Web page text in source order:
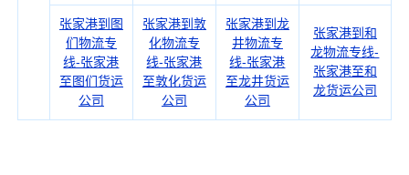
张家港到图
们物流专
线-张家港
至图们货运
公司
张家港到敦
化物流专
线-张家港
至敦化货运
公司
张家港到龙
井物流专
线-张家港
至龙井货运
公司
张家港到和
龙物流专线-
张家港至和
龙货运公司